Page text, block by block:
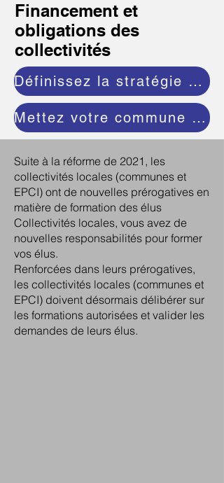
Financement et
obligations des
collectivités
Définissez la stratégie de formation de vos élus
Mettez votre commune en conformité avec la réforme
Suite à la réforme de 2021, les
collectivités locales (communes et
EPCI) ont de nouvelles prérogatives en
matière de formation des élus
Collectivités locales, vous avez de
nouvelles responsabilités pour former
vos élus.
Renforcées dans leurs prérogatives,
les collectivités locales (communes et
EPCI) doivent désormais délibérer sur
les formations autorisées et valider les
demandes de leurs élus.